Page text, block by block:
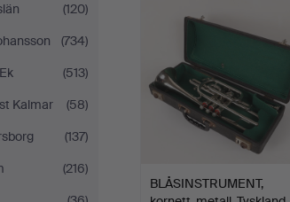
(120)
(734)
(513)
Kalmar
(58)
(137)
(216)
BLÅSINSTRUMENT,